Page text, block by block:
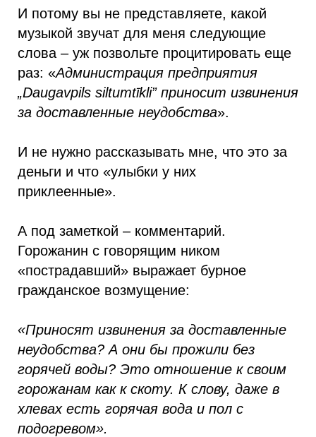
И потому вы не представляете, какой
музыкой звучат для меня следующие
слова – уж позвольте процитировать еще
раз: «Администрация предприятия
„Daugavpils siltumtīkli” приносит извинения
за доставленные неудобства».
И не нужно рассказывать мне, что это за
деньги и что «улыбки у них
приклеенные».
А под заметкой – комментарий.
Горожанин с говорящим ником
«пострадавший» выражает бурное
гражданское возмущение:
«Приносят извинения за доставленные
неудобства? А они бы прожили без
горячей воды? Это отношение к своим
горожанам как к скоту. К слову, даже в
хлевах есть горячая вода и пол с
подогревом».